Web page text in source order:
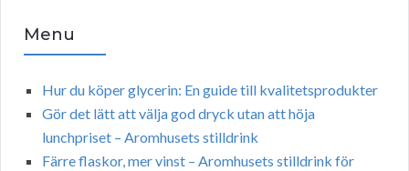
Menu
Hur du köper glycerin: En guide till kvalitetsprodukter
Gör det lätt att välja god dryck utan att höja
lunchpriset – Aromhusets stilldrink
Färre flaskor, mer vinst – Aromhusets stilldrink för